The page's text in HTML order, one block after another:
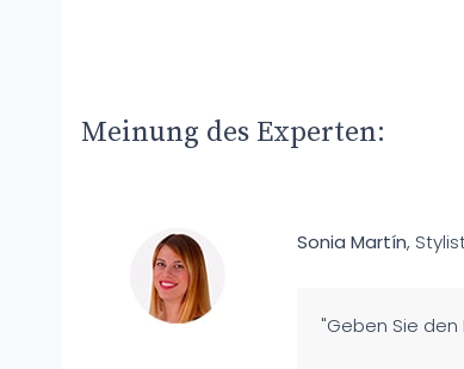
Meinung des Experten:
Sonia Martín,
"Geben Sie